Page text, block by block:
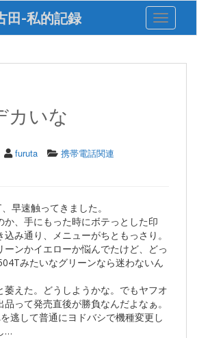
田-私的記録 Toggle
カいな
furuta 携帯電話関連
早速触ってきました。
、手にもった時にボテっとした印
み通り、メニューがちともっさり。
ンかイエローか悩んでたけど、どっ
みたいなグリーンなら迷わないん
えた。どうしようかな。でもヤフオ
って発売直後が勝負なんだよなぁ。
逃して普通にヨドバシで機種変更し
…